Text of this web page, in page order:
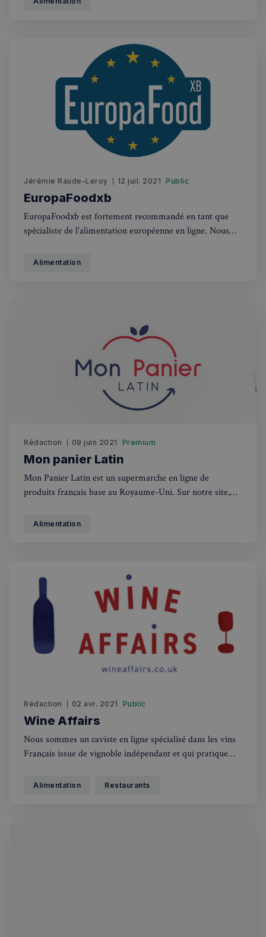
Jérémie Raude-Leroy 12 juil. 2021 Public
EuropaFoodxb
EuropaFoodxb est fortement recommandé en tant que
spécialiste de l'alimentation européenne en ligne. Nous
portugais, espagnols et d'autres pays européens. Une
Alimentation
Rédaction 09 juin 2021 Premium
Mon panier Latin
Mon Panier Latin est un supermarche en ligne de
produits français base au Royaume-Uni. Sur notre site,
du Made in France peuvent faire leur courses comme en
Alimentation
Rédaction 02 avr. 2021 Public
Wine Affairs
Nous sommes un caviste en ligne spécialisé dans les vins
Français issue de vignoble indépendant et qui pratique
vins sont tous dans une gamme de prix abordable et
Alimentation Restaurants